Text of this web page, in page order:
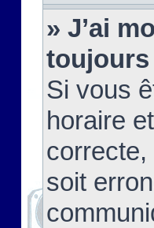
» J’ai
toujours
Si vous
horaire
correcte,
soit